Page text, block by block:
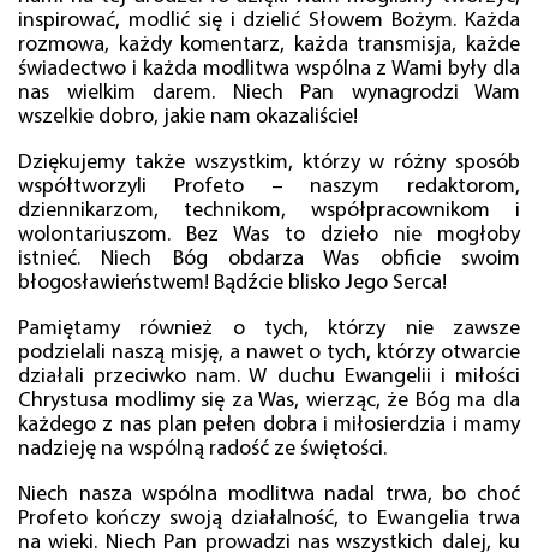
inspirować, modlić się i dzielić Słowem Bożym. Każda
rozmowa, każdy komentarz, każda transmisja, każde
świadectwo i każda modlitwa wspólna z Wami były dla
nas wielkim darem. Niech Pan wynagrodzi Wam
wszelkie dobro, jakie nam okazaliście!
Dziękujemy także wszystkim, którzy w różny sposób
współtworzyli Profeto – naszym redaktorom,
dziennikarzom, technikom, współpracownikom i
wolontariuszom. Bez Was to dzieło nie mogłoby
istnieć. Niech Bóg obdarza Was obficie swoim
błogosławieństwem! Bądźcie blisko Jego Serca!
Pamiętamy również o tych, którzy nie zawsze
podzielali naszą misję, a nawet o tych, którzy otwarcie
działali przeciwko nam. W duchu Ewangelii i miłości
Chrystusa modlimy się za Was, wierząc, że Bóg ma dla
każdego z nas plan pełen dobra i miłosierdzia i mamy
nadzieję na wspólną radość ze świętości.
Niech nasza wspólna modlitwa nadal trwa, bo choć
Profeto kończy swoją działalność, to Ewangelia trwa
na wieki. Niech Pan prowadzi nas wszystkich dalej, ku